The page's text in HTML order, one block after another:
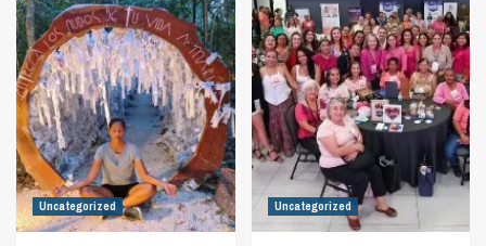
Uncategorized Uncategorized